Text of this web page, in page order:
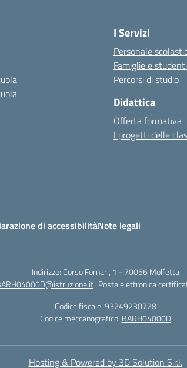
I Servizi
Personale
Famiglie e studenti
Percorsi di studio
Didattica
Offerta formativa
I progetti delle
di accessibilitàNote legali
Indirizzo: Corso Fornari, 1 - 70056 Molfetta
Posta elettronica
Codice fiscale: 93249230728
Codice meccanografico: BARH04000D
Hosting & Powered by 3D Solution S.r.l.